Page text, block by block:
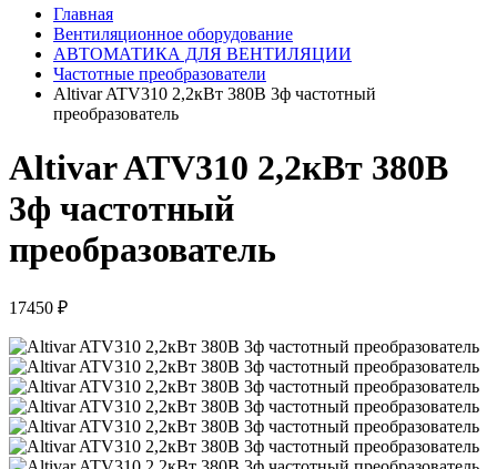
Главная
Вентиляционное оборудование
АВТОМАТИКА ДЛЯ ВЕНТИЛЯЦИИ
Частотные преобразователи
Altivar ATV310 2,2кВт 380В 3ф частотный
преобразователь
Altivar ATV310 2,2кВт 380В
3ф частотный
преобразователь
17450 ₽